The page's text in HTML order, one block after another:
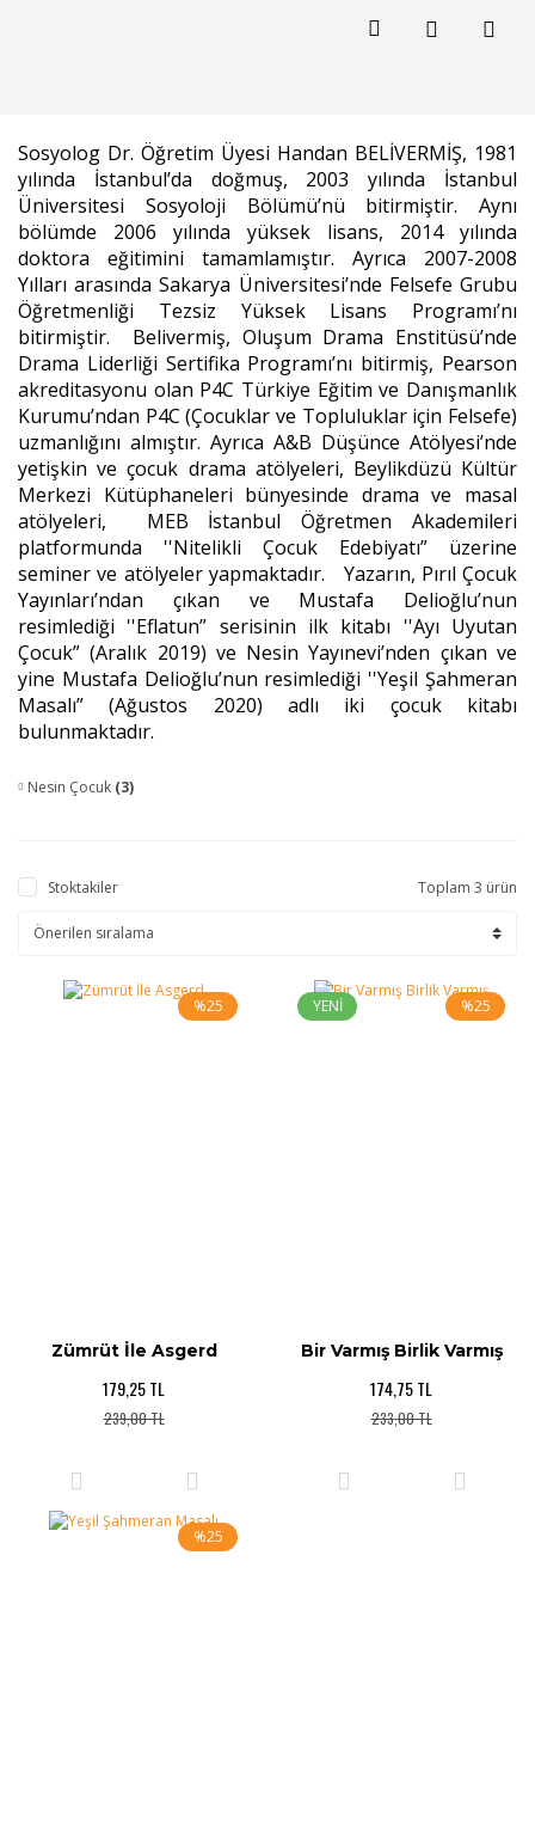
Sosyolog Dr. Öğretim Üyesi Handan BELİVERMİŞ, 1981
yılında İstanbul’da doğmuş, 2003 yılında İstanbul
Üniversitesi Sosyoloji Bölümü’nü bitirmiştir. Aynı
bölümde 2006 yılında yüksek lisans, 2014 yılında
doktora eğitimini tamamlamıştır. Ayrıca 2007-2008
Yılları arasında Sakarya Üniversitesi’nde Felsefe Grubu
Öğretmenliği Tezsiz Yüksek Lisans Programı’nı
bitirmiştir. Belivermiş, Oluşum Drama Enstitüsü’nde
Drama Liderliği Sertifika Programı’nı bitirmiş, Pearson
akreditasyonu olan P4C Türkiye Eğitim ve Danışmanlık
Kurumu’ndan P4C (Çocuklar ve Topluluklar için Felsefe)
uzmanlığını almıştır. Ayrıca A&B Düşünce Atölyesi’nde
yetişkin ve çocuk drama atölyeleri, Beylikdüzü Kültür
Merkezi Kütüphaneleri bünyesinde drama ve masal
atölyeleri, MEB İstanbul Öğretmen Akademileri
platformunda ''Nitelikli Çocuk Edebiyatı” üzerine
seminer ve atölyeler yapmaktadır. Yazarın, Pırıl Çocuk
Yayınları’ndan çıkan ve Mustafa Delioğlu’nun
resimlediği ''Eflatun” serisinin ilk kitabı ''Ayı Uyutan
Çocuk” (Aralık 2019) ve Nesin Yayınevi’nden çıkan ve
yine Mustafa Delioğlu’nun resimlediği ''Yeşil Şahmeran
Masalı” (Ağustos 2020) adlı iki çocuk kitabı
bulunmaktadır.
Nesin Çocuk (3)
Stoktakiler Toplam 3 ürün
%25
Zümrüt İle Asgerd
179,25 TL
239,00 TL
%25
YENİ
Bir Varmış Birlik Varmış
174,75 TL
233,00 TL
%25